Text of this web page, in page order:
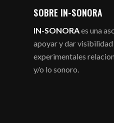
SOBRE IN-SONORA
IN-SONORAes una
apoyar y dar
experimentales
y/o lo sonoro.